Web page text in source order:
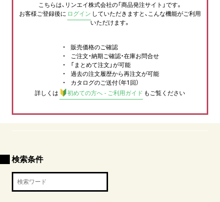
こちらは、リンエイ株式会社の「商品発注サイト」です。
お客様ご登録後に ログイン していただきますと、こんな機能がご利用
いただけます。
販売価格のご確認
ご注文・納期ご確認・在庫お問合せ
「まとめて注文」が可能
過去の注文履歴から再注文が可能
カタログのご送付（年1回）
詳しくは
初めての方へ - ご利用ガイド もご覧ください
検索条件